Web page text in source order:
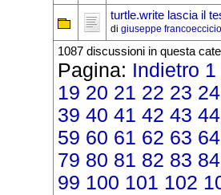
turtle.write lascia il
di giuseppe francoeccicio
1087 discussioni in questa
Pagina: Indietro 1
19 20 21 22 23 24
39 40 41 42 43 44
59 60 61 62 63 64
79 80 81 82 83 84
99 100 101 102